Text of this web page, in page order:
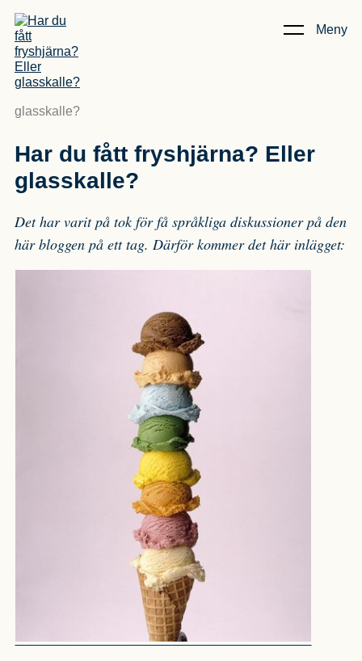
Meny
Kunskap & Artiklar
glasskalle?
Har du fått fryshjärna? Eller
glasskalle?
Det har varit på tok för få språkliga diskussioner på den
här bloggen på ett tag. Därför kommer det här inlägget: